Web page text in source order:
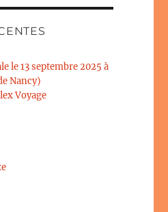
le 13 septembre 2025 à
Nancy)
Voyage